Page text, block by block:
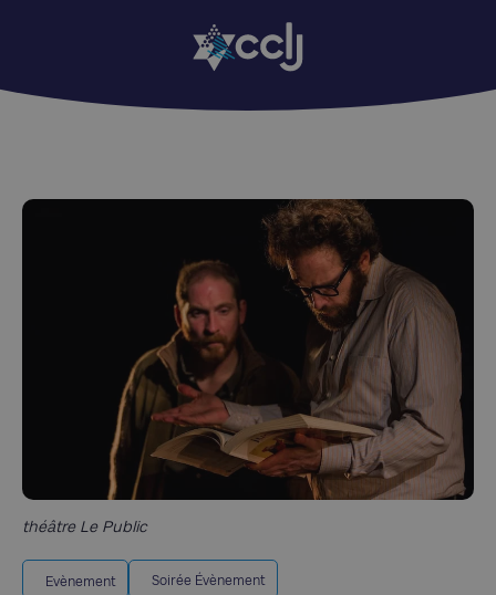
théâtre Le Public
Evènement Soirée Évènement